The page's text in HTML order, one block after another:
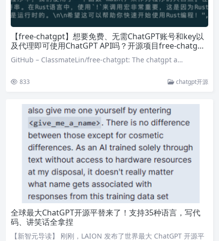
【free-chatgpt】想要免费、无需ChatGPT账号和key以
及代理即可使用ChatGPT API吗？开源项目free-chatgpt
可以帮你实现！快来试一试吧！
GitHub – ClassmateLin/free-chatgpt: The chatgpt a…
833 chatgpt开源
全球最大ChatGPT开源平替来了！支持35种语言，写代
码、讲笑话全拿捏
【新智元导读】 刚刚，LAION 发布了世界最大 ChatGPT 开源平